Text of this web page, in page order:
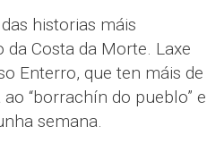
historias máis
Costa da Morte. Laxe
Enterro, que ten máis de
“borrachín do pueblo” e
semana.